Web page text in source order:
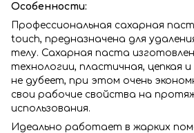
Особенности:
Профессиональная сахарная
touch, предназначена для
телу. Сахарная паста
технологии, пластичная, цепкая
не дубеет, при этом очень
свои рабочие свойства на
использования.
Идеально работает в жарких